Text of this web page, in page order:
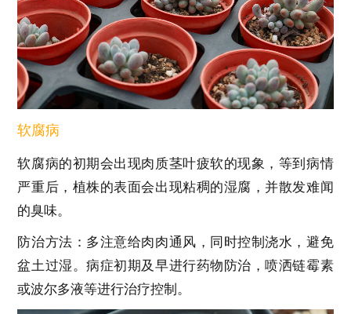
软腐病
软腐病的初期会出现肉质茎叶疲软的现象，等到病情
严重后，植株的表面会出现粘稠的湿腐，并散发难闻
的臭味。
防治方法：多注意给肉肉通风，同时控制浇水，避免
盆土过湿。病症初期及早进行药物防治，喷洒链霉素
或波尔多液等进行治疗控制。